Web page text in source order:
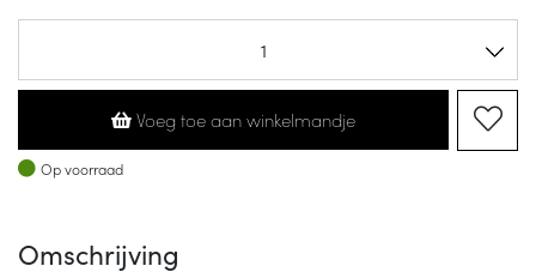
Voeg toe aan winkelmandje
Op voorraad
Op voorraad
Omschrijving